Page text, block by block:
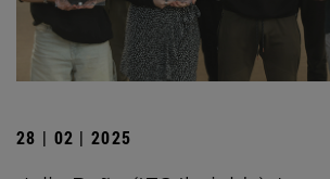
28 | 02 | 2025